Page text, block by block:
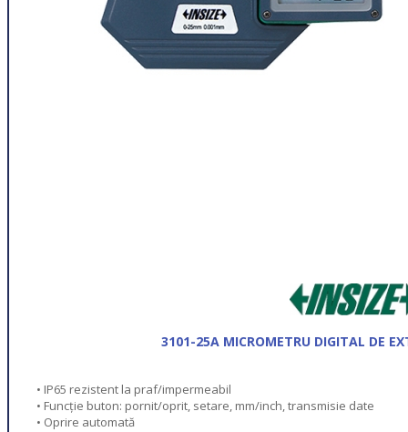
3101-25A MICROMETRU DIGITAL DE
• IP65 rezistent la praf/impermeabil
• Funcție buton: pornit/oprit, setare, mm/inch, transmisie date
• Oprire automată